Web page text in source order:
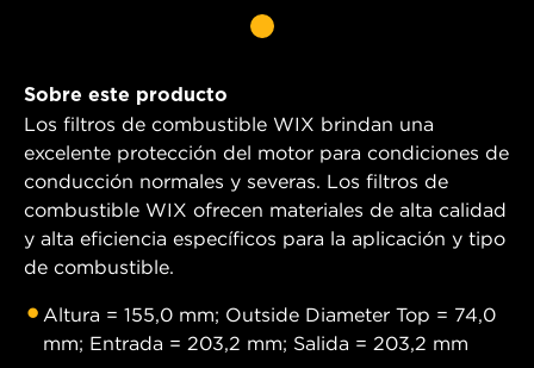
Sobre este producto
Los filtros de combustible WIX brindan una
excelente protección del motor para condiciones de
conducción normales y severas. Los filtros de
combustible WIX ofrecen materiales de alta calidad
y alta eficiencia específicos para la aplicación y tipo
de combustible.
Altura = 155,0 mm; Outside Diameter Top = 74,0
mm; Entrada = 203,2 mm; Salida = 203,2 mm